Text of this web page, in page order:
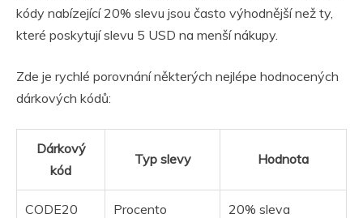
kódy nabízející 20% slevu jsou často výhodnější než ty,
které poskytují slevu 5 USD na menší nákupy.
Zde je rychlé porovnání některých nejlépe hodnocených
dárkových kódů:
Dárkový
kód
Typ slevy Hodnota
CODE20 Procento 20% sleva